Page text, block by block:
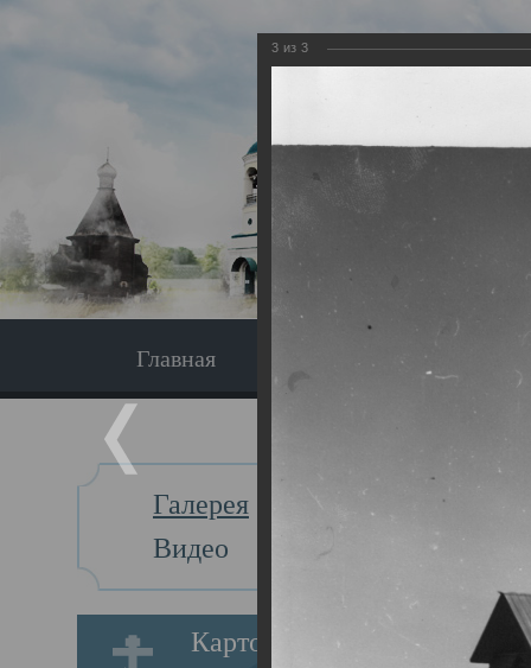
Главная Экскурсия
Галерея
Видео
Картотека
Главная
3 из 3